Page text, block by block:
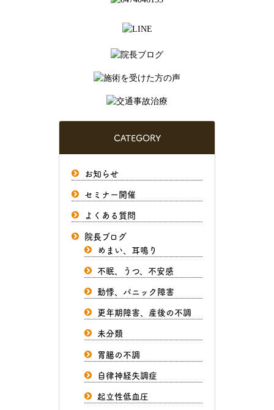
CATEGORY
お知らせ
セミナー開催
よくある質問
院長ブログ
めまい、耳鳴り
不眠、うつ、不安感
動悸、パニック障害
更年期障害、産後の不調
未分類
胃腸の不調
自律神経失調症
起立性低血圧